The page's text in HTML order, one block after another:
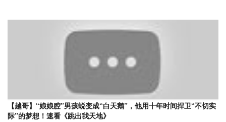
【越哥】“娘娘腔”男孩蜕变成“白天鹅”，他用十年时间捍卫“不切实
际”的梦想！速看《跳出我天地》